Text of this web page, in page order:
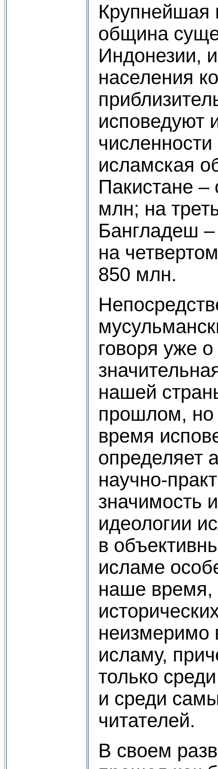
Крупнейшая
община
Индонезии,
населения
исповедуют
исламская
Пакистане –
млн; на
Бангладеш
на
850 млн.
говоря уже
нашей
прошлом, но
время
определяет
научно-
значимость
идеологии
в
исламе
наше время,
неизмеримо
исламу,
только
и среди
читателей.
В своем